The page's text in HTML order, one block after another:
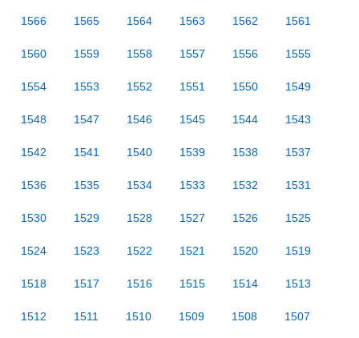
1566 1565 1564 1563 1562 1561
1560 1559 1558 1557 1556 1555
1554 1553 1552 1551 1550 1549
1548 1547 1546 1545 1544 1543
1542 1541 1540 1539 1538 1537
1536 1535 1534 1533 1532 1531
1530 1529 1528 1527 1526 1525
1524 1523 1522 1521 1520 1519
1518 1517 1516 1515 1514 1513
1512 1511 1510 1509 1508 1507